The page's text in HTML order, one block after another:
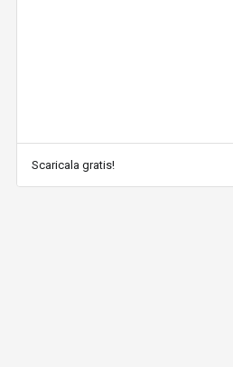
Scaricala gratis!